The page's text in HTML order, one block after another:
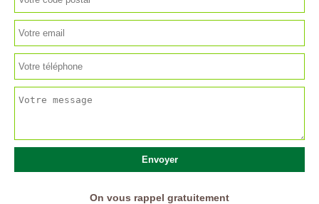
On vous rappel gratuitement